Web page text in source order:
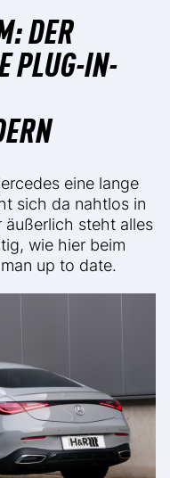
DER
PLUG-IN-
eine lange
sich da nahtlos in
äußerlich steht alles
wie hier beim
up to date.